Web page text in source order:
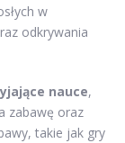
w
odkrywania
nauce,
zabawę oraz
takie jak gry